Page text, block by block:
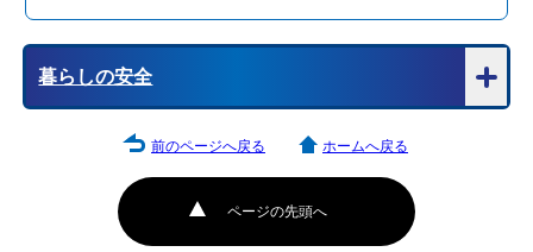
暮らしの安全
ページの先頭へ
前のページへ戻る ホームへ戻る